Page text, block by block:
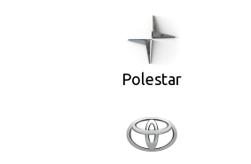
Polestar